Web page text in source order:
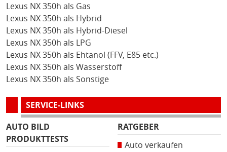
Lexus NX 350h als Gas
Lexus NX 350h als Hybrid
Lexus NX 350h als Hybrid-Diesel
Lexus NX 350h als LPG
Lexus NX 350h als Ehtanol (FFV, E85 etc.)
Lexus NX 350h als Wasserstoff
Lexus NX 350h als Sonstige
SERVICE-LINKS
AUTO BILD
PRODUKTTESTS
RATGEBER
Auto verkaufen